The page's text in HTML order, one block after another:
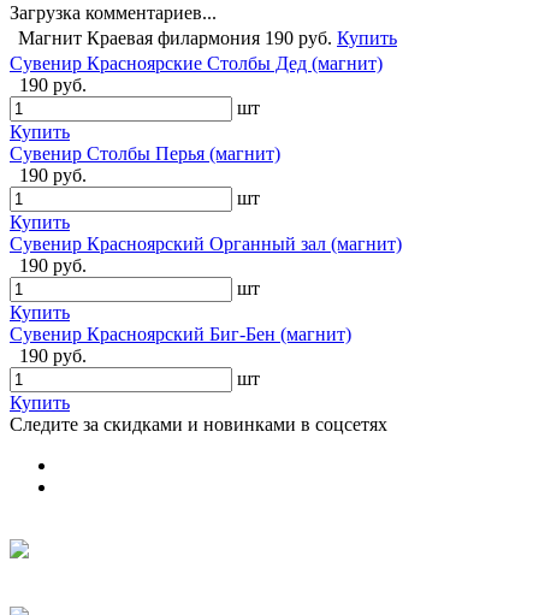
Загрузка комментариев...
Магнит Краевая филармония 190 руб. Купить
Сувенир Красноярские Столбы Дед (магнит)
190 руб.
шт
Купить
Сувенир Столбы Перья (магнит)
190 руб.
шт
Купить
Сувенир Красноярский Органный зал (магнит)
190 руб.
шт
Купить
Сувенир Красноярский Биг-Бен (магнит)
190 руб.
шт
Купить
Следите за скидками и новинками в соцсетях